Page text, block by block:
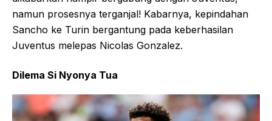
namun prosesnya terganjal! Kabarnya, kepindahan
Sancho ke Turin bergantung pada keberhasilan
Juventus melepas Nicolas Gonzalez.
Dilema Si Nyonya Tua